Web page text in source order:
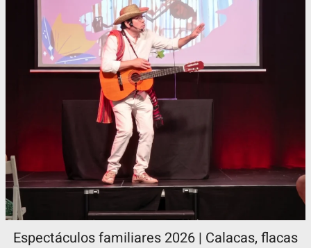
Espectáculos familiares 2026 | Calacas, flacas